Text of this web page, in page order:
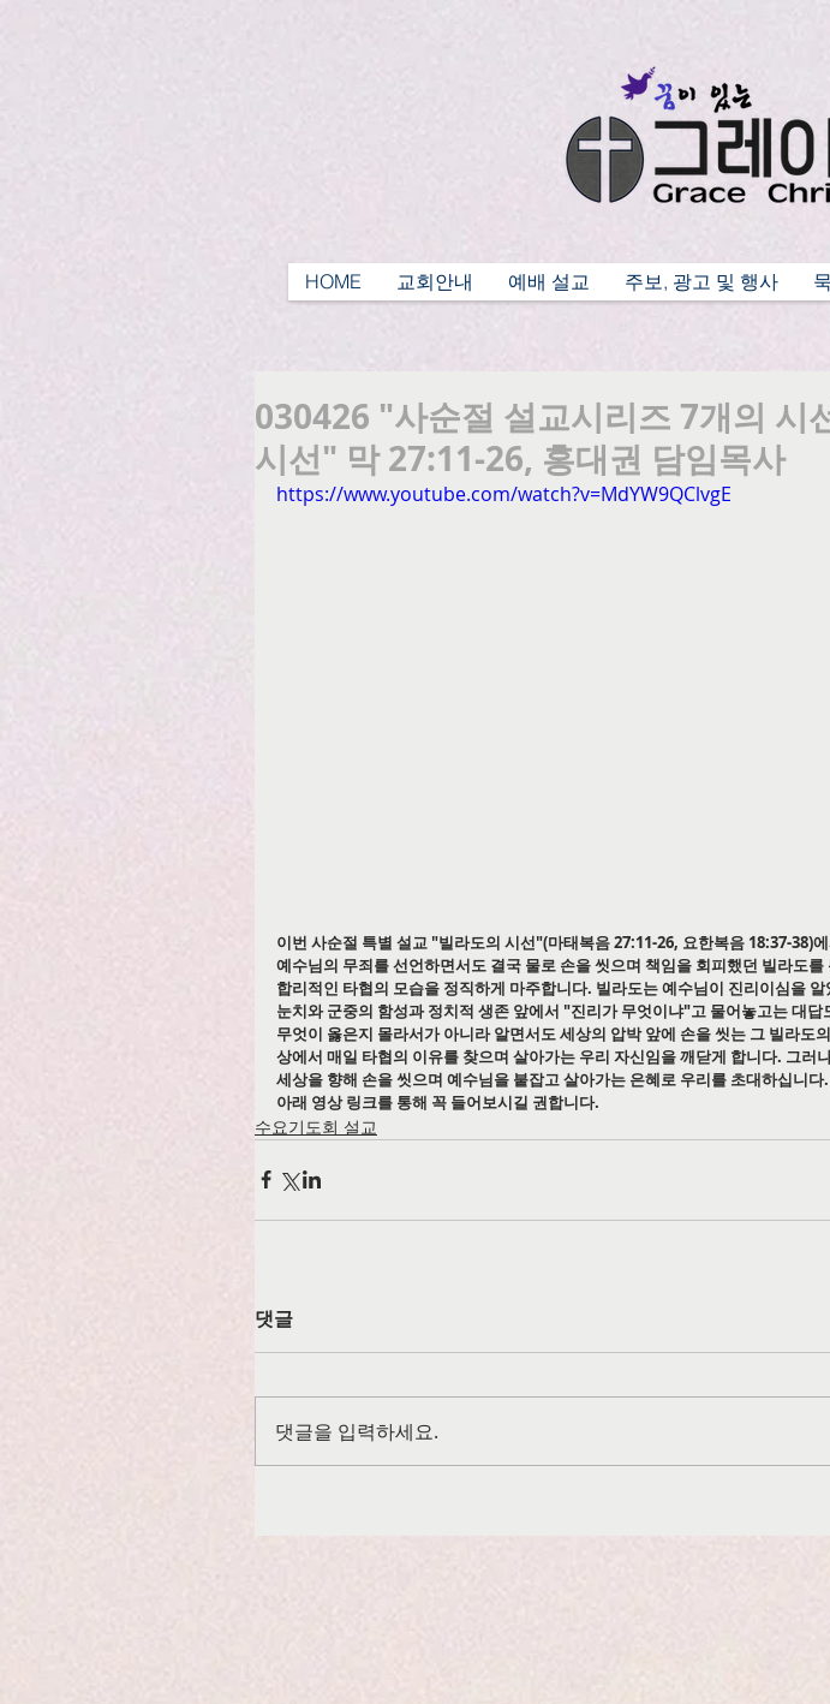
HOME 교회안내 예배 설교 주보, 광고 및 행사
030426 "사순절 설교시리즈 7개의 시
시선" 막 27:11-26, 홍대권 담임목사
https://www.youtube.com/watch?v=MdYW9QClvgE
이번 사순절 특별 설교 "빌라도의 시선"(마태복음 27:11-26, 요한복음 18:37-38)
예수님의 무죄를 선언하면서도 결국 물로 손을 씻으며 책임을 회피했던 빌라도
합리적인 타협의 모습을 정직하게 마주합니다. 빌라도는 예수님이 진리이심을
눈치와 군중의 함성과 정치적 생존 앞에서 "진리가 무엇이냐"고 물어놓고는 대
무엇이 옳은지 몰라서가 아니라 알면서도 세상의 압박 앞에 손을 씻는 그 빌라도
상에서 매일 타협의 이유를 찾으며 살아가는 우리 자신임을 깨닫게 합니다. 그러
세상을 향해 손을 씻으며 예수님을 붙잡고 살아가는 은혜로 우리를 초대하십니
아래 영상 링크를 통해 꼭 들어보시길 권합니다.
수요기도회 설교
댓글
댓글을 입력하세요.